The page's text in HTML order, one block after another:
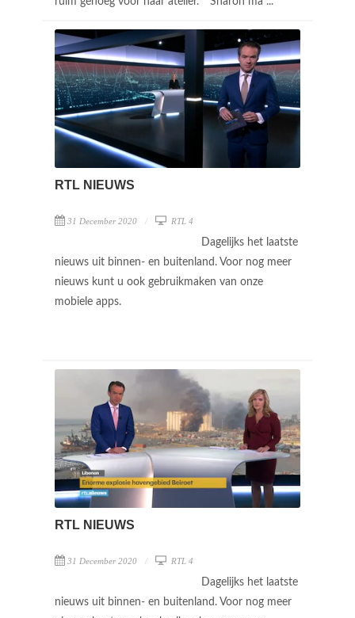
RTL NIEUWS
31 December 2020 RTL 4
Dagelijks het laatste
nieuws uit binnen- en buitenland. Voor nog meer
nieuws kunt u ook gebruikmaken van onze
mobiele apps.
RTL NIEUWS
31 December 2020 RTL 4
Dagelijks het laatste
nieuws uit binnen- en buitenland. Voor nog meer